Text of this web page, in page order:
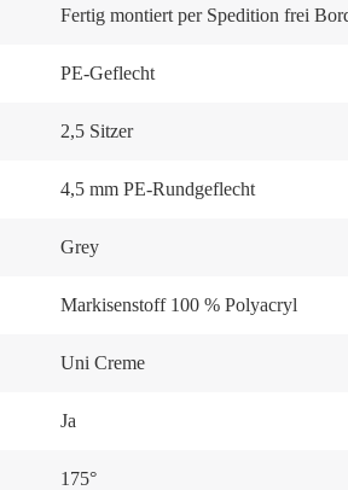
Fertig montiert per Spedition frei
PE-Geflecht
2,5 Sitzer
4,5 mm PE-Rundgeflecht
Grey
Markisenstoff 100 % Polyacryl
Uni Creme
Ja
175°